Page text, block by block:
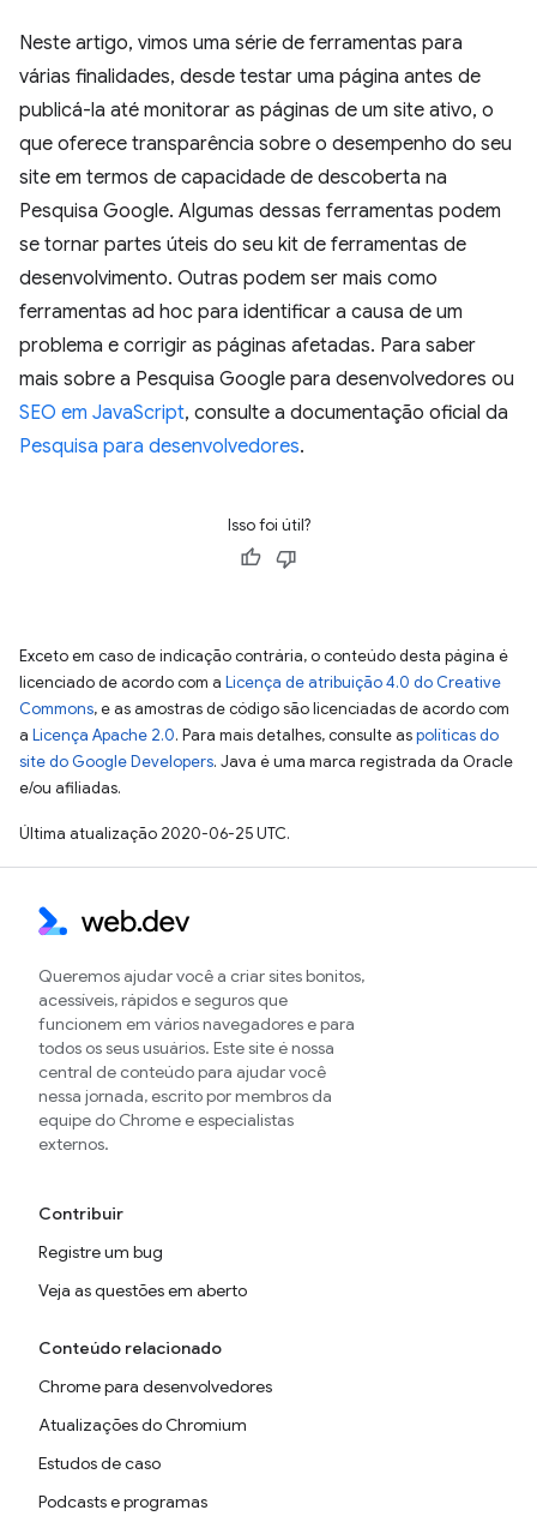
Neste artigo, vimos uma série de ferramentas para
várias finalidades, desde testar uma página antes de
publicá-la até monitorar as páginas de um site ativo, o
que oferece transparência sobre o desempenho do seu
site em termos de capacidade de descoberta na
Pesquisa Google. Algumas dessas ferramentas podem
se tornar partes úteis do seu kit de ferramentas de
desenvolvimento. Outras podem ser mais como
ferramentas ad hoc para identificar a causa de um
problema e corrigir as páginas afetadas. Para saber
mais sobre a Pesquisa Google para desenvolvedores ou
SEO em JavaScript, consulte a documentação oficial da
Pesquisa para desenvolvedores.
Isso foi útil?
Exceto em caso de indicação contrária, o conteúdo desta página é
licenciado de acordo com a Licença de atribuição 4.0 do Creative
Commons, e as amostras de código são licenciadas de acordo com
a Licença Apache 2.0. Para mais detalhes, consulte aspolíticas do
site do Google Developers. Java é uma marca registrada da Oracle
e/ou afiliadas.
Última atualização 2020-06-25 UTC.
Queremos ajudar você a criar sites bonitos,
acessíveis, rápidos e seguros que
funcionem em vários navegadores e para
todos os seus usuários. Este site é nossa
central de conteúdo para ajudar você
nessa jornada, escrito por membros da
equipe do Chrome e especialistas
externos.
Contribuir
Registre um bug
Veja as questões em aberto
Conteúdo relacionado
Chrome para desenvolvedores
Atualizações do Chromium
Estudos de caso
Podcasts e programas